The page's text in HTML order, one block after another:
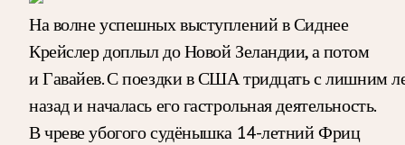
На волне успешных выступлений в Сиднее
Крейслер доплыл до Новой Зеландии, а потом
и Гавайев. С поездки в США тридцать с лишним
назад и началась его гастрольная деятельность.
В чреве убогого судёнышка 14-летний Фриц